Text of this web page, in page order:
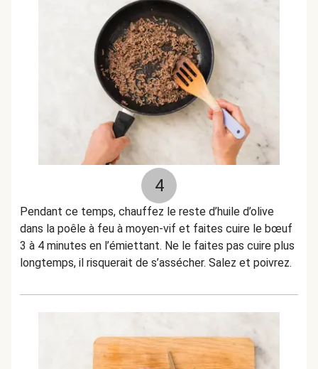
4
Pendant ce temps, chauffez le reste d’huile d’olive
dans la poêle à feu à moyen-vif et faites cuire le bœuf
3 à 4 minutes en l’émiettant. Ne le faites pas cuire plus
longtemps, il risquerait de s’assécher. Salez et poivrez.